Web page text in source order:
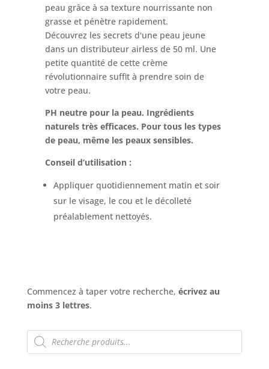
peau grâce à sa texture nourrissante non
grasse et pénètre rapidement.
Découvrez les secrets d'une peau jeune
dans un distributeur airless de 50 ml. Une
petite quantité de cette crème
révolutionnaire suffit à prendre soin de
votre peau.
PH neutre pour la peau. Ingrédients
naturels très efficaces. Pour tous les types
de peau, même les peaux sensibles.
Conseil d’utilisation :
Appliquer quotidiennement matin et soir
sur le visage, le cou et le décolleté
préalablement nettoyés.
Commencez à taper votre recherche, écrivez au
moins 3 lettres.
Recherche
de
produits